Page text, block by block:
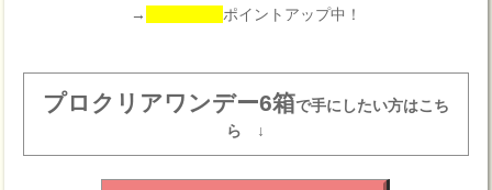
→
ポイントアップ中！
プロクリアワンデー6箱で手にしたい方はこち
ら ↓